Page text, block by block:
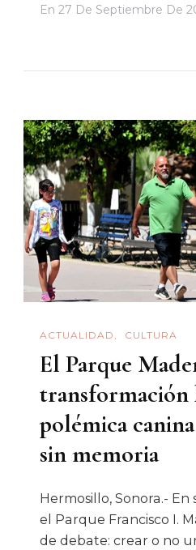
En 27 De Septiembre De
ACTUALIDAD CULTURA
El Parque
transformación
polémica
sin memoria
Hermosillo, Sonora.-
el Parque Francisco I.
de debate: crear o no